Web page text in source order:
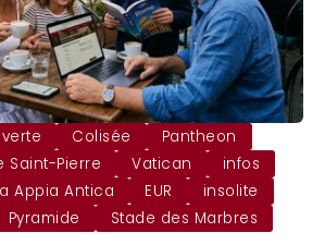
Colisée
Pantheon
Saint-Pierre Vatican
infos
Appia Antica EUR
insolite
Pyramide Stade des Marbres